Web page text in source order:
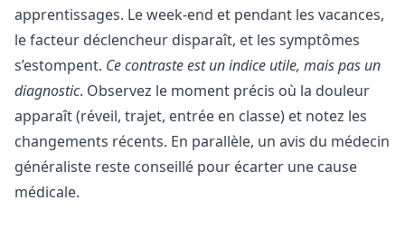
apprentissages. Le week-end et pendant les vacances,
le facteur déclencheur disparaît, et les symptômes
s’estompent. Ce contraste est un indice utile, mais pas un
diagnostic. Observez le moment précis où la douleur
apparaît (réveil, trajet, entrée en classe) et notez les
changements récents. En parallèle, un avis du médecin
généraliste reste conseillé pour écarter une cause
médicale.